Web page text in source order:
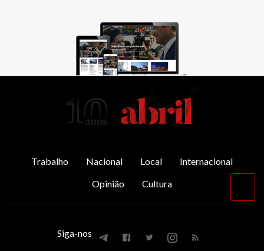
Trabalho Nacional Local
Internacional
Opinião
Cultura
Siga-nos